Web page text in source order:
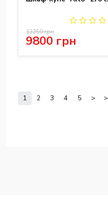
9800 грн
12250 грн
1 2 3 4 5 >